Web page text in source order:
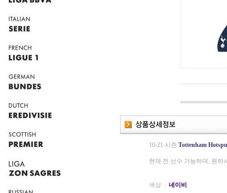
10-21 시즌 Tottenham
현재 전 선수 가능하며, 원하
색상 : 네이비